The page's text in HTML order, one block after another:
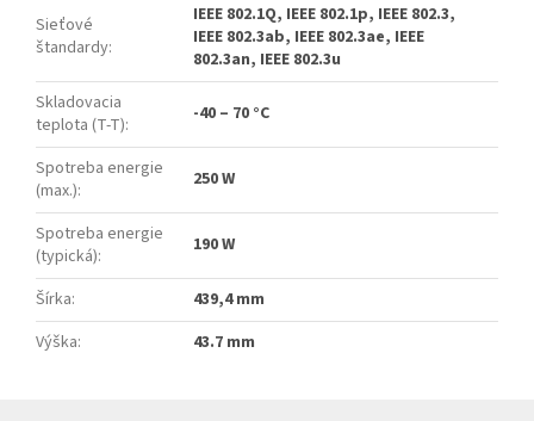
Sieťové
štandardy:
IEEE 802.1Q, IEEE 802.1p, IEEE 802.3,
IEEE 802.3ab, IEEE 802.3ae, IEEE
802.3an, IEEE 802.3u
Skladovacia
teplota (T-T): -40 – 70 °C
Spotreba energie
(max.): 250 W
Spotreba energie
(typická): 190 W
Šírka:
439,4 mm
Výška: 43.7 mm